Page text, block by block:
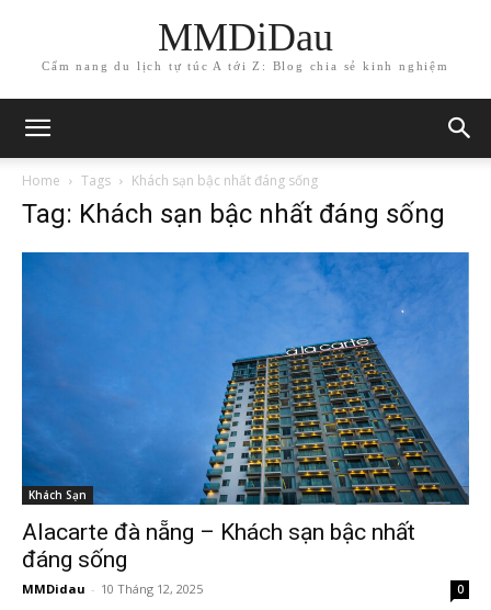
MMDiDau
Cẩm nang du lịch tự túc A tới Z: Blog chia sẻ kinh nghiệm
Home Tags Khách sạn bậc nhất đáng sống
Tag: Khách sạn bậc nhất đáng sống
Khách Sạn
Alacarte đà nẵng – Khách sạn bậc nhất
đáng sống
MMDidau - 10 Tháng 12, 2025 0